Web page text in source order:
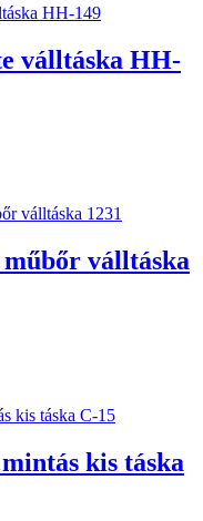
válltáska HH-
válltáska
kis táska